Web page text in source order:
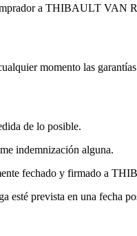
a THIBAULT VAN
momento las garantías
de lo posible.
indemnización alguna.
fechado y firmado a
prevista en una fecha